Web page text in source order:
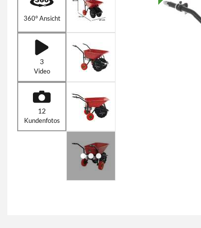
360° Ansicht
3
Video
12
Kundenfotos